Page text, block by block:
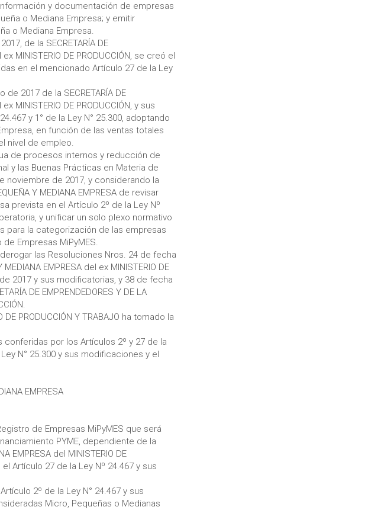
y documentación de empresas
o Mediana Empresa; y emitir
o Mediana Empresa.
de la SECRETARÍA DE
ex MINISTERIO DE PRODUCCIÓN, se creó el
en el mencionado Artículo 27 de la Ley
2017 de la SECRETARÍA DE
MINISTERIO DE PRODUCCIÓN, y sus
y 1° de la Ley N° 25.300, adoptando
en función de las ventas totales
nivel de empleo.
de procesos internos y reducción de
y las Buenas Prácticas en Materia de
noviembre de 2017, y considerando la
Y MEDIANA EMPRESA de revisar
prevista en el Artículo 2º de la Ley Nº
y unificar un solo plexo normativo
para la categorización de las empresas
Empresas MiPyMES.
las Resoluciones Nros. 24 de fecha
EMPRESA del ex MINISTERIO DE
2017 y sus modificatorias, y 38 de fecha
DE EMPRENDEDORES Y DE LA
PRODUCCIÓN Y TRABAJO ha tomado la
por los Artículos 2º y 27 de la
N° 25.300 y sus modificaciones y el
EMPRESA
de Empresas MiPyMES que será
PYME, dependiente de la
EMPRESA del MINISTERIO DE
Artículo 27 de la Ley Nº 24.467 y sus
2º de la Ley N° 24.467 y sus
Micro, Pequeñas o Medianas